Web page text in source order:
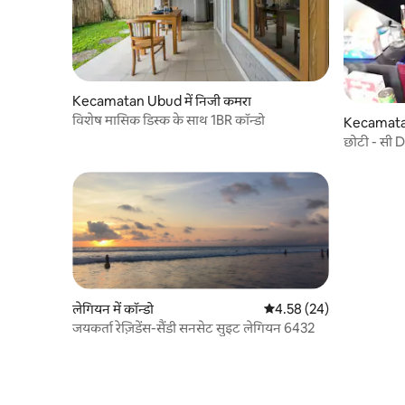
Kecamatan Ubud में निजी कमरा
विशेष मासिक डिस्क के साथ 1BR कॉन्डो
छोटी - सी
लेगियन में कॉन्डो औसत रेटिंग 5 में से 4.58, 24
4.58 (24)
जयकर्ता रेज़िडेंस-सैंडी सनसेट सुइट लेगियन 6432